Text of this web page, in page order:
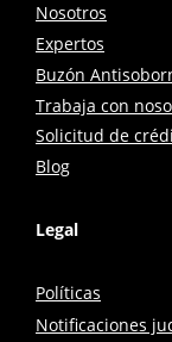
Nosotros
Expertos
Buzón
Trabaja con
Solicitud de
Blog
Legal
Políticas
Notificaciones